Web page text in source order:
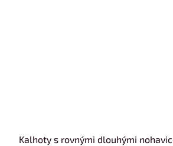
Kalhoty s rovnými dlouhými